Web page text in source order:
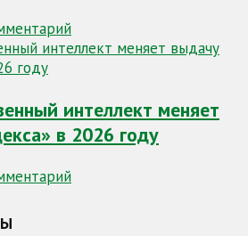
интеллект меняет
в 2026 году